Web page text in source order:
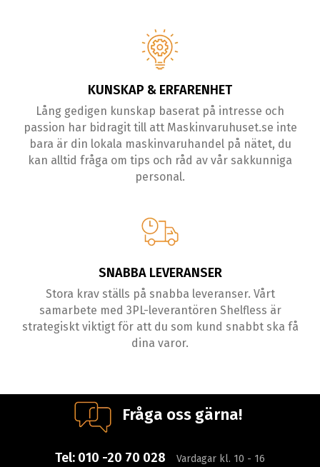
KUNSKAP & ERFARENHET
Lång gedigen kunskap baserat på intresse och
passion har bidragit till att Maskinvaruhuset.se inte
bara är din lokala maskinvaruhandel på nätet, du
kan alltid fråga om tips och råd av vår sakkunniga
personal.
SNABBA LEVERANSER
Stora krav ställs på snabba leveranser. Vårt
samarbete med 3PL-leverantören Shelfless är
strategiskt viktigt för att du som kund snabbt ska få
dina varor.
Fråga oss gärna!
Tel: 010 -20 70 028 Vardagar kl. 10 - 16